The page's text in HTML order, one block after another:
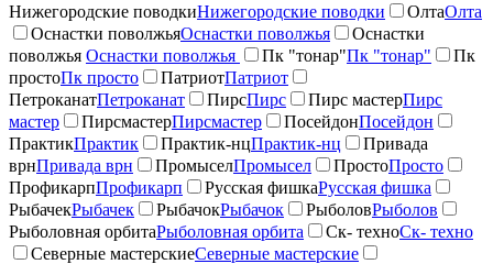
Нижегородские поводкиНижегородские поводки ОлтаОлта
Оснастки поволжьяОснастки поволжья
Оснастки
поволжья Оснастки поволжья Пк "тонар"Пк "тонар"
Пк
простоПк просто ПатриотПатриот
ПетроканатПетроканат ПирсПирс Пирс мастерПирс
мастер
ПирсмастерПирсмастер ПосейдонПосейдон
ПрактикПрактик Практик-нцПрактик-нц
Привада
врнПривада врн ПромыселПромысел ПростоПросто
ПрофикарпПрофикарп Русская фишкаРусская фишка
РыбачекРыбачек РыбачокРыбачок РыболовРыболов
Рыболовная орбитаРыболовная орбита Ск- техноСк- техно
Северные мастерскиеСеверные мастерские